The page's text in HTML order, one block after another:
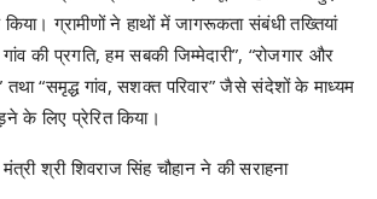
“समृद्ध गांव, सशक्त परिवार” जैसे संदेशों के माध्यम
के लिए प्रेरित किया।
श्री शिवराज सिंह चौहान ने की सराहना
कि छत्तीसगढ़ के बेमेतरा जिले से आई इस तस्वीर को